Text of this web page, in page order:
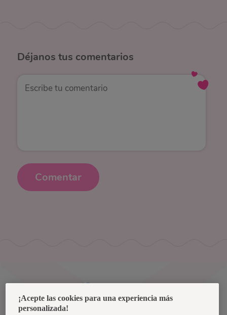
Déjanos tus comentarios
Comentar
¡Acepte las cookies para una experiencia más
personalizada!